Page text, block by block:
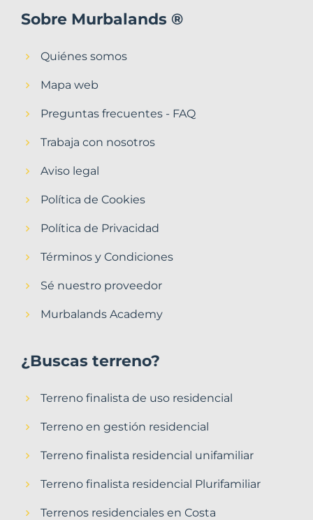
Sobre Murbalands ®
Quiénes somos
Mapa web
Preguntas frecuentes - FAQ
Trabaja con nosotros
Aviso legal
Política de Cookies
Política de Privacidad
Términos y Condiciones
Sé nuestro proveedor
Murbalands Academy
¿Buscas terreno?
Terreno finalista de uso residencial
Terreno en gestión residencial
Terreno finalista residencial unifamiliar
Terreno finalista residencial Plurifamiliar
Terrenos residenciales en Costa